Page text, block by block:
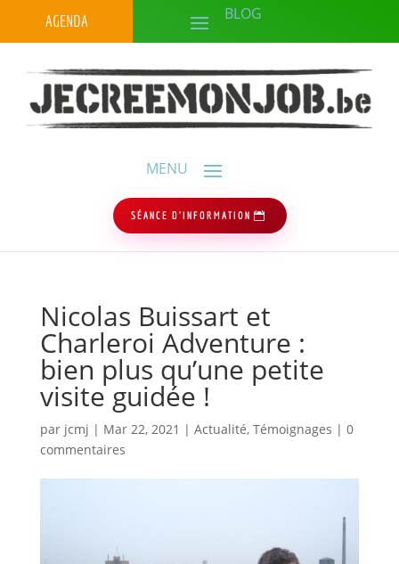
AGENDA
SÉANCE D'INFORMATION
Nicolas Buissart et
Charleroi Adventure :
bien plus qu’une petite
visite guidée !
par jcmj | Mar 22, 2021 | Actualité, Témoignages | 0
commentaires